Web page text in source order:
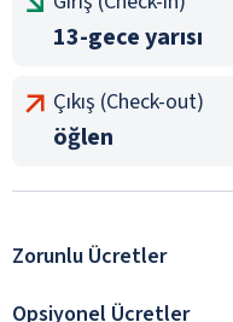
13-gece yarısı
Çıkış (Check-out)
öğlen
Zorunlu Ücretler
Opsiyonel Ücretler